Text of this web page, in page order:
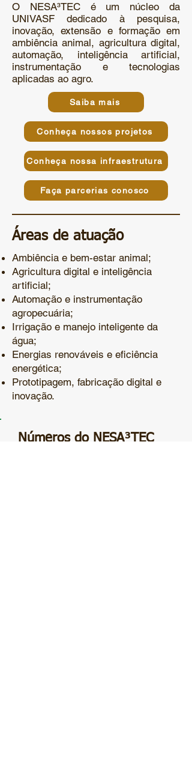
O NESA³TEC é um núcleo da
UNIVASF dedicado à pesquisa,
inovação, extensão e formação em
ambiência animal, agricultura digital,
automação, inteligência artificial,
instrumentação e tecnologias
aplicadas ao agro.
Saiba mais
Conheça nossos projetos
Conheça nossa infraestrutura
Faça parcerias conosco
Áreas de atuação
Ambiência e bem-estar animal;
Agricultura digital e inteligência
artificial;
Automação e instrumentação
agropecuária;
Irrigação e manejo inteligente da
água;
Energias renováveis e eficiência
energética;
Prototipagem, fabricação digital e
inovação.
Números do NESA³TEC